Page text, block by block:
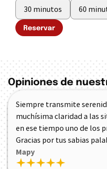
30 minutos 60
Reservar
Opiniones de
Siempre transmite
muchísima claridad a las
en ese tiempo uno de los
Gracias por tus sabias
Mapy